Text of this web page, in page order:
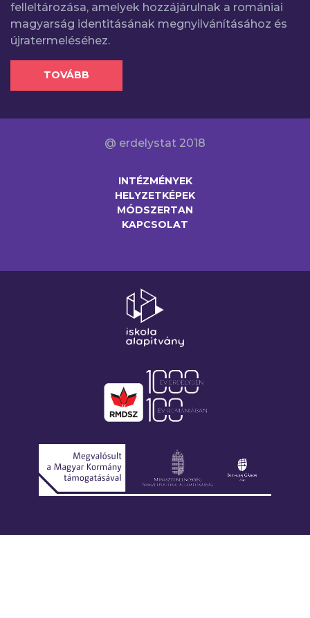
felleltározása, amelyek hozzájárulnak a romániai
magyarság identitásának megnyilvánításához és
újratermeléséhez.
TOVÁBB
@ erdelystat 2018
INTÉZMÉNYEK
HELYZETKÉPEK
MÓDSZERTAN
KAPCSOLAT